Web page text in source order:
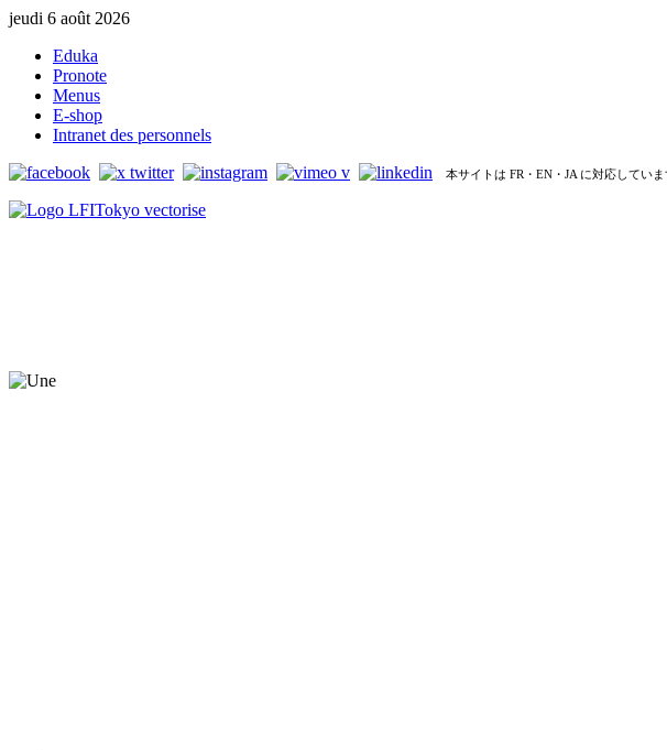
jeudi 6 août 2026
Eduka
Pronote
Menus
E-shop
Intranet des personnels
本サイトは FR・EN・JA に対応していま